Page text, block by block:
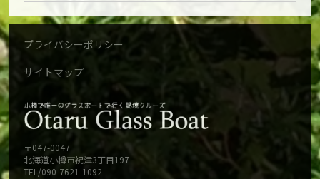
プライバシーポリシー
サイトマップ
〒047-0047
北海道小樽市祝津3丁目197
TEL/090-7621-1092